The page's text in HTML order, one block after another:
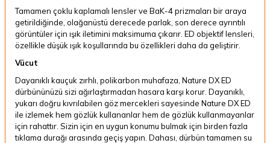
Tamamen çoklu kaplamalı lensler ve BaK-4 prizmaları bir araya
getirildiğinde, olağanüstü derecede parlak, son derece ayrıntılı
görüntüler için ışık iletimini maksimuma çıkarır. ED objektif lensleri,
özellikle düşük ışık koşullarında bu özellikleri daha da geliştirir.
Vücut
Dayanıklı kauçuk zırhlı, polikarbon muhafaza, Nature DX ED
dürbününüzü sizi ağırlaştırmadan hasara karşı korur. Dayanıklı,
yukarı doğru kıvrılabilen göz mercekleri sayesinde Nature DX ED
ile izlemek hem gözlük kullananlar hem de gözlük kullanmayanlar
için rahattır. Sizin için en uygun konumu bulmak için birden fazla
tıklama durağı arasında geçiş yapın. Dahası, dürbün tamamen su